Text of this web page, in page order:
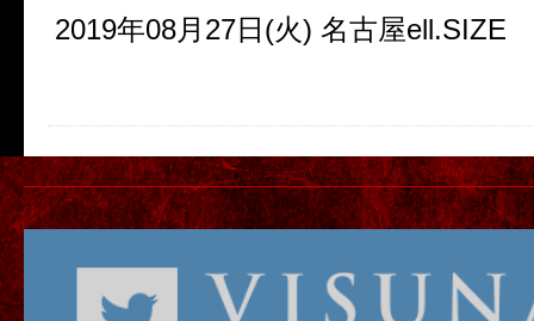
2019年08月27日(火) 名古屋ell.SIZE